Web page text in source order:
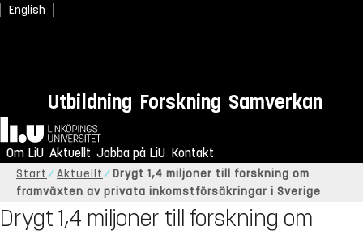
English
Utbildning Forskning Samverkan
Hem
Om LiU Aktuellt Jobba på LiU Kontakt
Start Aktuellt
Drygt 1,4 miljoner till forskning om
framväxten av privata inkomstförsäkringar i Sverige
Drygt 1,4 miljoner till forskning om